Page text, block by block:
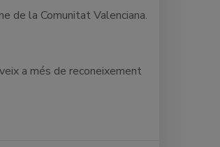
de la Comunitat Valenciana.
a més de reconeixement